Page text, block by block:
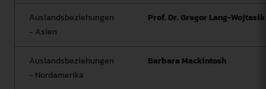
Auslandsbeziehungen
- Asien
Prof. Dr. Gregor Lang-Wojtasik
Auslandsbeziehungen
- Nordamerika
Barbara Mackintosh